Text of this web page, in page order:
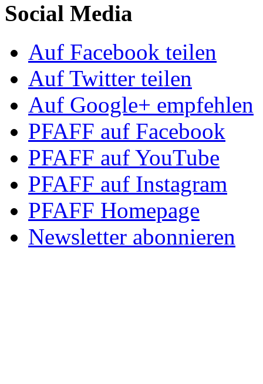
Social Media
Auf Facebook teilen
Auf Twitter teilen
Auf Google+ empfehlen
PFAFF auf Facebook
PFAFF auf YouTube
PFAFF auf Instagram
PFAFF Homepage
Newsletter abonnieren